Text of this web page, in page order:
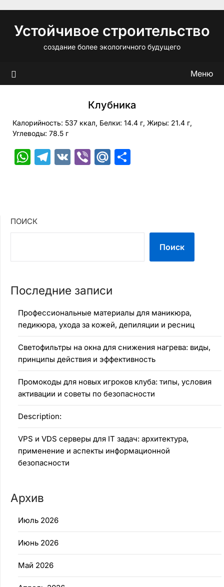
содержимому
Устойчивое строительство
создание более экологичного будущего
Меню
Клубника
Калорийность: 537 ккал, Белки: 14.4 г, Жиры: 21.4 г,
Углеводы: 78.5 г
WhatsApp
Telegram
VK ViberMail.Ru
ПОИСК
Поиск
Последние записи
Профессиональные материалы для маникюра,
педикюра, ухода за кожей, депиляции и ресниц
Светофильтры на окна для снижения нагрева: виды,
принципы действия и эффективность
Промокоды для новых игроков клуба: типы, условия
активации и советы по безопасности
Description:
VPS и VDS серверы для IT задач: архитектура,
применение и аспекты информационной
безопасности
Архив
Июль 2026
Июнь 2026
Май 2026